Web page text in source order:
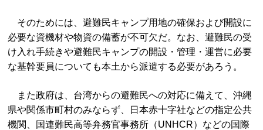
そのためには、避難民キャンプ用地の確保および開設に
必要な資機材や物資の備蓄が不可欠だ。なお、避難民の受
け入れ手続きや避難民キャンプの開設・管理・運営に必要
な基幹要員についても本土から派遣する必要があろう。
また政府は、台湾からの避難民への対応に備えて、沖縄
県や関係市町村のみならず、日本赤十字社などの指定公共
機関、国連難民高等弁務官事務所（UNHCR）などの国際